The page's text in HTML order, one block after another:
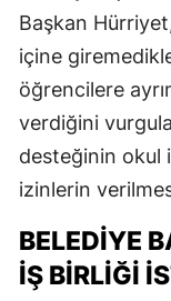
Başkan
içine
öğrencilere
verdiğini
desteğinin okul
izinlerin
BELEDIYE
İŞ BIRLIĞI